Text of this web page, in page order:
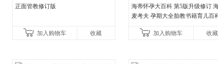
正面管教修订版
加入购物车 收藏
海蒂怀孕大百科 第5版升级修订
麦考夫 孕期大全胎教书籍育儿百
健养生百科读物当
加入购物车 收藏